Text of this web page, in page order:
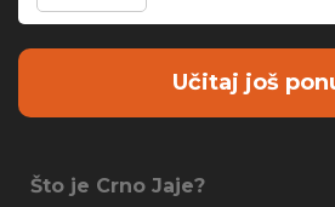
Učitaj još
Što je Crno Jaje?